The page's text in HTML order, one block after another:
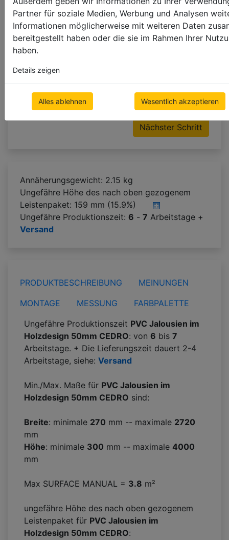
Partner für soziale Medien, Werbung und Analysen
Informationen möglicherweise mit weiteren Daten
bereitgestellt haben oder die sie im Rahmen Ihrer
haben.
Details zeigen
Alles ablehnen Wesentlich akzeptieren
Bandfarbe
38mm
Nächster Schritt
Annäherungsgewicht: 2.15 kg
Ungefähre Höhe des nach oben gezogenem
Leistenpaket: 159 mm (15.9%)
Ungefähre Produktionszeit: 6 - 7 Arbeitstage +
Versand
PRODUKTBESCHREIBUNG
MEINUNGEN
MONTAGE
MESSUNG
FARBPALETTE
Ungefähre Produktionszeit PVC Jalousien im
Holzdesign 50mm CEDRO: von 6 bis 7
Arbeitstage. + Die Lieferungszeit dauert 2-4
Arbeitstage, siehe: Versand
Min./Max. Maße für PVC Jalousien im
Holzdesign 50mm CEDRO sind:
Breite: minimale 270 mm -- maximale 2720
mm
Höhe: minimale 300 mm -- maximale 4000
mm
Max SURFACE MANUAL = 3.8 m²
ungefähre Höhe des nach oben gezogenem
Leistenpaket für PVC Jalousien im
Holzdesign 50mm CEDRO: